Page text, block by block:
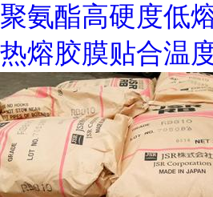
聚氨酯高硬度低
热熔胶膜贴合温